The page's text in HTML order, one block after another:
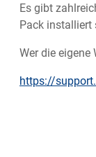
Es gibt
Pack installiert
Wer die
https://